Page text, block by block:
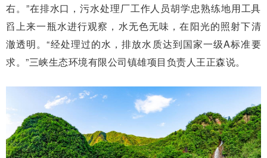
右。”在排水口，污水处理厂工作人员胡学忠熟练地用工具
舀上来一瓶水进行观察，水无色无味，在阳光的照射下清
澈透明。“经处理过的水，排放水质达到国家一级A标准要
求。”三峡生态环境有限公司镇雄项目负责人王正森说。